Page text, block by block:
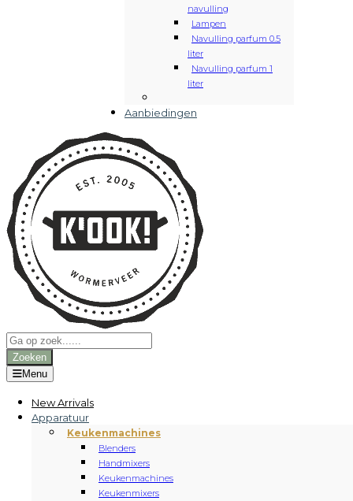
navulling
Lampen
Navulling parfum 0.5
liter
Navulling parfum 1
liter
Aanbiedingen
Producten
zoeken
Zoeken
Menu
New Arrivals
Apparatuur
Keukenmachines
Blenders
Handmixers
Keukenmachines
Keukenmixers